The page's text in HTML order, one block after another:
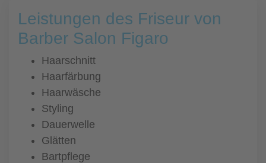
Leistungen des Friseur von
Barber Salon Figaro
Haarschnitt
Haarfärbung
Haarwäsche
Styling
Dauerwelle
Glätten
Bartpflege